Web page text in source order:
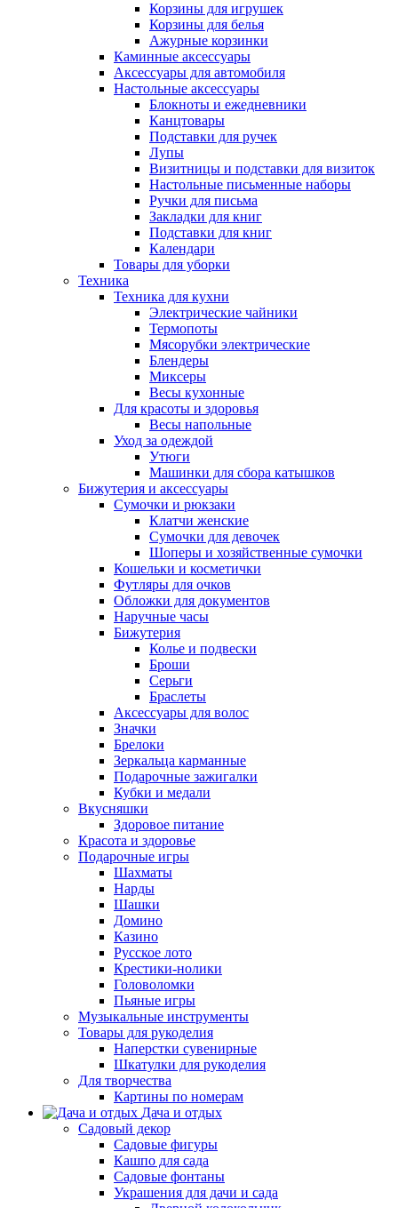
Корзины для игрушек
Корзины для белья
Ажурные корзинки
Каминные аксессуары
Аксессуары для автомобиля
Настольные аксессуары
Блокноты и ежедневники
Канцтовары
Подставки для ручек
Лупы
Визитницы и подставки для визиток
Настольные письменные наборы
Ручки для письма
Закладки для книг
Подставки для книг
Календари
Товары для уборки
Техника
Техника для кухни
Электрические чайники
Термопоты
Мясорубки электрические
Блендеры
Миксеры
Весы кухонные
Для красоты и здоровья
Весы напольные
Уход за одеждой
Утюги
Машинки для сбора катышков
Бижутерия и аксессуары
Сумочки и рюкзаки
Клатчи женские
Сумочки для девочек
Шоперы и хозяйственные сумочки
Кошельки и косметички
Футляры для очков
Обложки для документов
Наручные часы
Бижутерия
Колье и подвески
Броши
Серьги
Браслеты
Аксессуары для волос
Значки
Брелоки
Зеркальца карманные
Подарочные зажигалки
Кубки и медали
Вкусняшки
Здоровое питание
Красота и здоровье
Подарочные игры
Шахматы
Нарды
Шашки
Домино
Казино
Русское лото
Крестики-нолики
Головоломки
Пьяные игры
Музыкальные инструменты
Товары для рукоделия
Наперстки сувенирные
Шкатулки для рукоделия
Для творчества
Картины по номерам
Дача и отдых
Садовый декор
Садовые фигуры
Кашпо для сада
Садовые фонтаны
Украшения для дачи и сада